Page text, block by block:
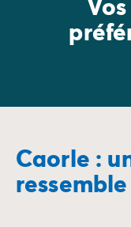
Caorle :
ressemble